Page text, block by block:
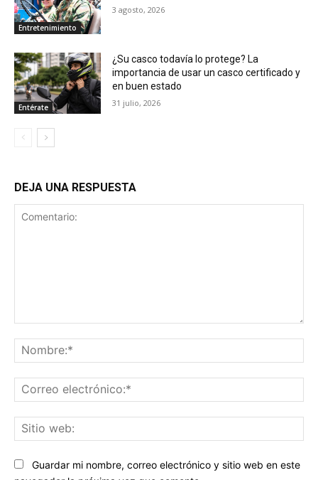
Entretenimiento
3 agosto, 2026
Entérate
¿Su casco todavía lo protege? La
importancia de usar un casco certificado y
en buen estado
31 julio, 2026
DEJA UNA RESPUESTA
Guardar mi nombre, correo electrónico y sitio web en este